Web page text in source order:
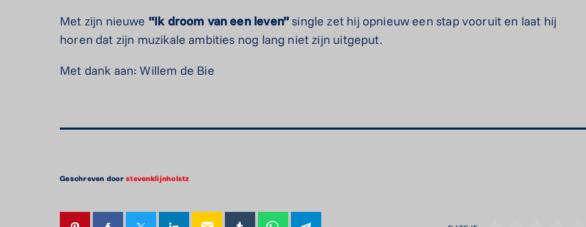
Met zijn nieuwe “Ik droom van een leven”single zet hij opnieuw een stap vooruit en laat hij
horen dat zijn muzikale ambities nog lang niet zijn uitgeput.
Met dank aan: Willem de Bie
Geschreven doorstevenklijnholstz